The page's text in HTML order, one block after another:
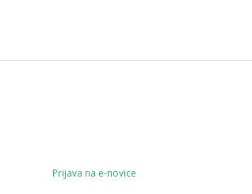
Prijava na e-novice